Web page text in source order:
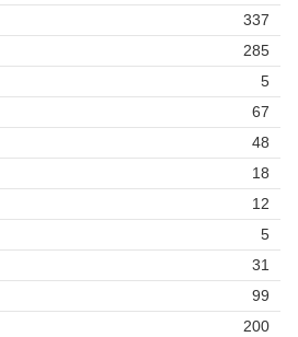
337
285
5
67
48
18
12
5
31
99
200